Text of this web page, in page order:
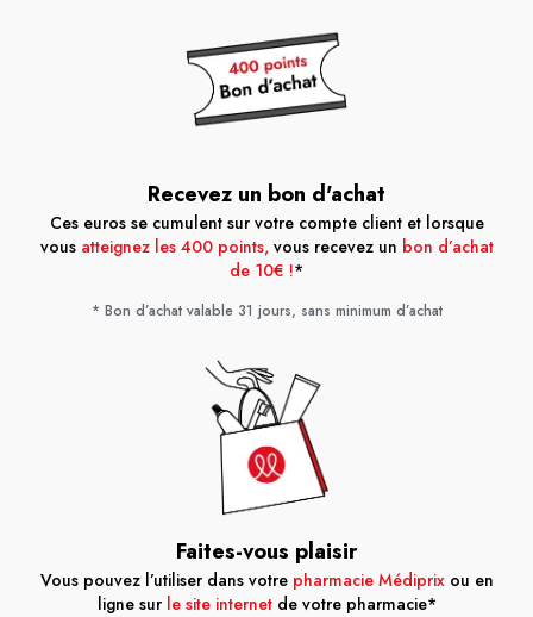
Recevez un bon d'achat
Ces euros se cumulent sur votre compte client et lorsque
vous atteignez les 400 points,vous recevez un bon d’achat
de 10€ !*
* Bon d’achat valable 31 jours, sans minimum d’achat
Faites-vous plaisir
Vous pouvez l’utiliser dans votre pharmacie Médiprixou en
ligne sur le site internetde votre pharmacie*